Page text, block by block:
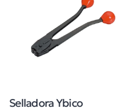
Selladora Ybico